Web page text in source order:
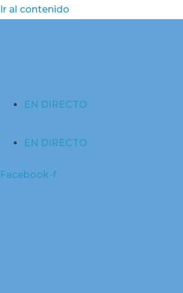
Ir al contenido
EN DIRECTO
EN DIRECTO
Facebook-f